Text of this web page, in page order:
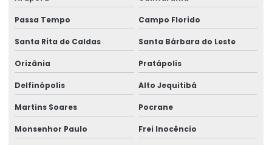
Passa Tempo Campo Florido
Santa Rita de Caldas Santa Bárbara do Leste
Orizânia Pratápolis
Delfinópolis Alto Jequitibá
Martins Soares Pocrane
Monsenhor Paulo Frei Inocêncio